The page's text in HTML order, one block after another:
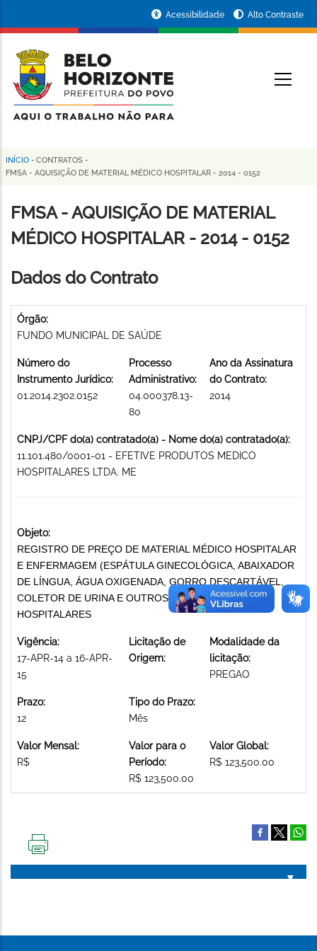
conteúdo
principal
da
Prefeitura
de
Horizonte
Acessibilidade Alto Contraste
Trilha
navegação
INÍCIO - CONTRATOS -
FMSA - AQUISIÇÃO DE MATERIAL MÉDICO HOSPITALAR - 2014 - 0152
FMSA - AQUISIÇÃO DE MATERIAL
MÉDICO HOSPITALAR - 2014 - 0152
Dados do Contrato
Órgão:
FUNDO MUNICIPAL DE SAÚDE
Número do
Instrumento Jurídico:
01.2014.2302.0152
Processo
Administrativo:
04.000378.13-
80
Ano da Assinatura
do Contrato:
2014
CNPJ/CPF do(a) contratado(a) - Nome do(a) contratado(a):
11.101.480/0001-01 - EFETIVE PRODUTOS MEDICO
HOSPITALARES LTDA. ME
Objeto:
REGISTRO DE PREÇO DE MATERIAL MÉDICO HOSPITALAR
E ENFERMAGEM (ESPÁTULA GINECOLÓGICA, ABAIXADOR
DE LÍNGUA, ÁGUA OXIGENADA, GORRO DESCARTÁVEL,
COLETOR DE URINA E OUTROS MATERIAIS MÉDICO-
HOSPITALARES
Vigência:
17-APR-14 a 16-APR-
15
Licitação de
Origem:
Modalidade da
licitação:
PREGAO
Prazo:
12
Tipo do Prazo:
Mês
Valor Mensal:
R$
Valor para o
Período:
R$ 123,500.00
Valor Global:
R$ 123,500.00
PÁGINA